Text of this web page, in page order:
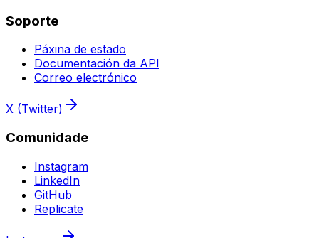
Soporte
Páxina de estado
Documentación da API
Correo electrónico
X (Twitter)
Comunidade
Instagram
LinkedIn
GitHub
Replicate